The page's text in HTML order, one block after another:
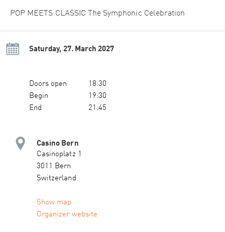
POP MEETS CLASSIC The Symphonic Celebration
Saturday, 27. March 2027
Doors open
18:30
Begin
19:30
End
21:45
Casino Bern
Casinoplatz 1
3011 Bern
Switzerland
Show map
Organizer website